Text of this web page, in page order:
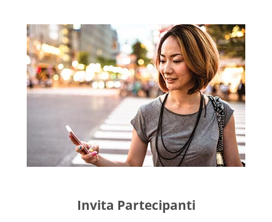
Invita Partecipanti